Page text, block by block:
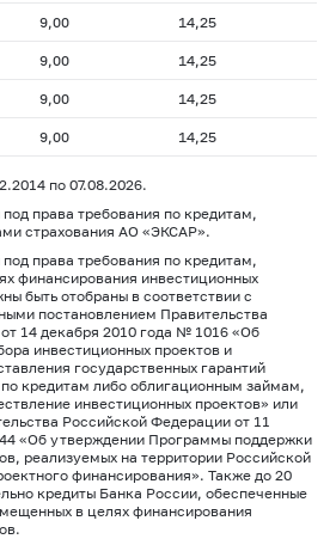
9,00 14,25
9,00 14,25
9,00 14,25
9,00 14,25
по 07.08.2026.
права требования по кредитам,
страхования АО «ЭКСАР».
права требования по кредитам,
финансирования инвестиционных
быть отобраны в соответствии с
постановлением Правительства
14 декабря 2010 года № 1016 «Об
инвестиционных проектов и
государственных гарантий
кредитам либо облигационным займам,
инвестиционных проектов» или
Российской Федерации от 11
«Об утверждении Программы поддержки
реализуемых на территории Российской
финансирования». Также до 20
кредиты Банка России, обеспеченные
в целях финансирования